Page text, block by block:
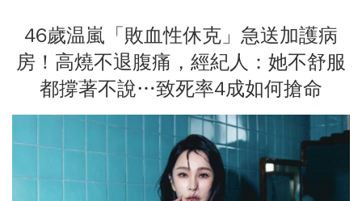
46歲温嵐「敗血性休克」急送加護病
房！高燒不退腹痛，經紀人：她不舒服
都撐著不說…致死率4成如何搶命